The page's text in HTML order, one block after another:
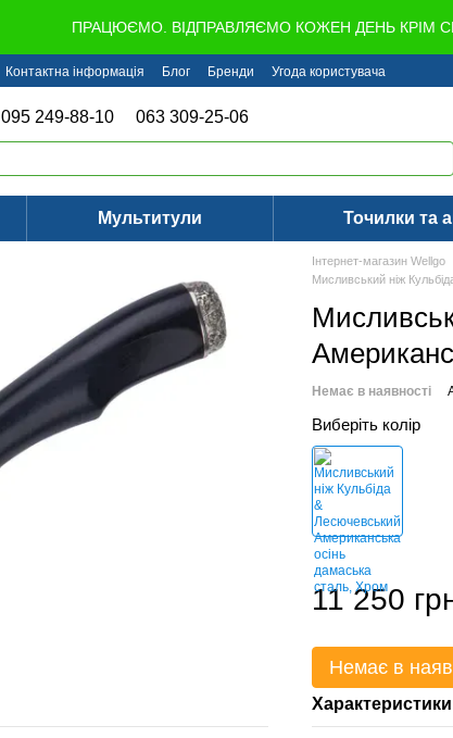
ПРАЦЮЄМО. ВІДПРАВЛЯЄМО КОЖЕН ДЕНЬ КРІМ
Контактна інформація Блог Бренди Угода користувача
095 249-88-10 063 309-25-06
Мультитули Точилки та
Інтернет-магазин Wellgo
Мисливський ніж
Немає в наявності
Виберіть колір
11 250
Немає в
Характеристики